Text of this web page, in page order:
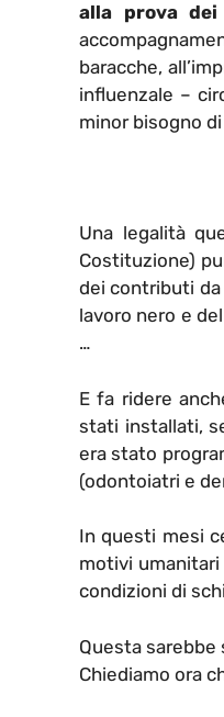
alla prova
baracche,
influenzale –
minor bisogno
Una legalità
Costituzione)
dei contributi
lavoro nero e
…
E fa ridere
stati installati,
era stato
(odontoiatri e
In questi mesi
motivi
condizioni di
Questa
Chiediamo ora